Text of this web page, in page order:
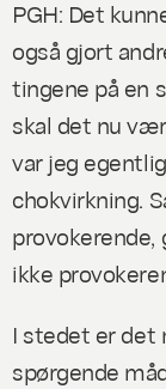
PGH: Det
også gjort
tingene på en
skal det nu
var jeg
chokvirkning.
ikke
I stedet er det
spørgende